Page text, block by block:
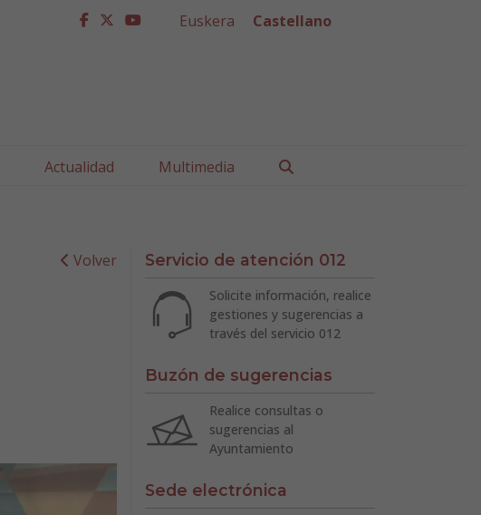
facebook
twitter
youtube
Euskera Castellano
Actualidad Multimedia
Volver Servicio de atención 012
Solicite información, realice
gestiones y sugerencias a
través del servicio 012
Buzón de sugerencias
Realice consultas o
sugerencias al
Ayuntamiento
Sede electrónica